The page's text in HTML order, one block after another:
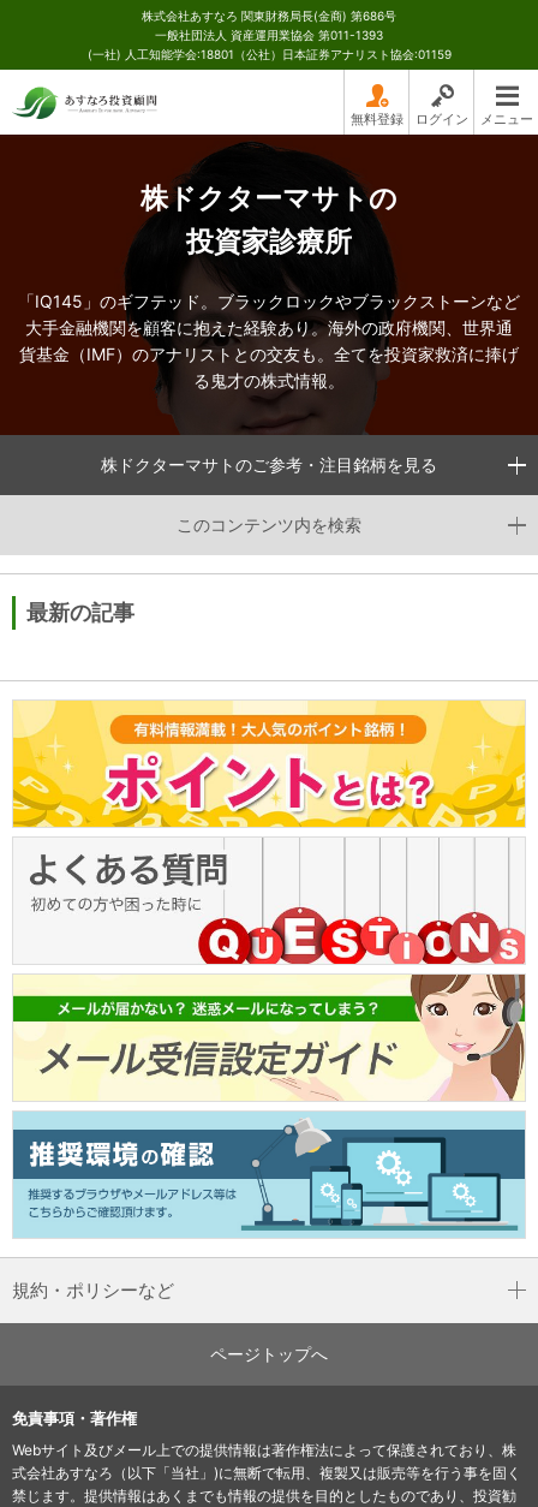
株式会社あすなろ 関東財務局長(金商) 第686号
一般社団法人 資産運用業協会 第011-1393
(一社) 人工知能学会:18801（公社）日本証券アナリスト協会:01159
無料登録 ログイン メニュー
株ドクターマサトの
投資家診療所
「IQ145」のギフテッド。ブラックロックやブラックストーンなど
大手金融機関を顧客に抱えた経験あり。海外の政府機関、世界通
貨基金（IMF）のアナリストとの交友も。全てを投資家救済に捧げ
る鬼才の株式情報。
株ドクターマサトのご参考・注目銘柄を見る
このコンテンツ内を検索
最新の記事
規約・ポリシーなど
ページトップへ
免責事項・著作権
Webサイト及びメール上での提供情報は著作権法によって保護されており、株
式会社あすなろ（以下「当社」)に無断で転用、複製又は販売等を行う事を固く
禁じます。提供情報はあくまでも情報の提供を目的としたものであり、投資勧